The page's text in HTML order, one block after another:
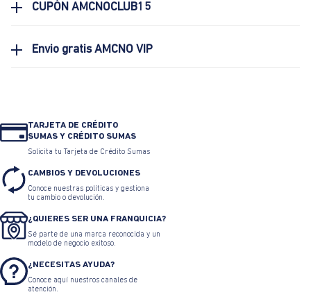
CUPÓN AMCNOCLUB15
Envio gratis AMCNO VIP
TARJETA DE CRÉDITO
SUMAS Y CRÉDITO SUMAS
Solicita tu Tarjeta de Crédito Sumas
CAMBIOS Y DEVOLUCIONES
Conoce nuestras políticas y gestiona
tu cambio o devolución.
¿QUIERES SER UNA FRANQUICIA?
Sé parte de una marca reconocida y un
modelo de negocio exitoso.
¿NECESITAS AYUDA?
Conoce aquí nuestros canales de
atención.